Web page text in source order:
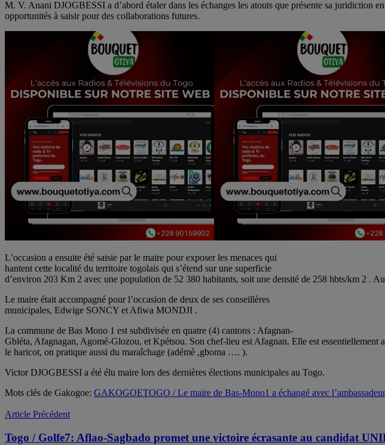
M. V. Anani DJOGBESSI a d’abord étaler dans les échanges les atouts que présente sa juridiction
opportunités à saisir pour des collaborations futures.
L’occasion a ensuite été saisie par le maire pour exposer les menaces qui
hantent cette localité du territoire togolais qui s’étend sur une superficie
d’environ 203 Km 2 avec une population de 52 380 habitants, soit une densité de 258 hbts/km 2 .
Le maire était accompagné pour l’occasion de deux de ses conseillères
municipales, Edwige SONCY et Afiwa MONDJI .
La commune de Bas Mono 1 est subdivisée en quatre (4) cantons : Afagnan-
Gbléta, Afagnagan, Agomé-Glozou, et Kpétsou. Son chef-lieu est Afagnan. Elle est
le haricot, on pratique aussi du maraîchage (adémè ,gboma …. ).
Victor DJOGBESSI a été élu maire lors des dernières élections municipales au Togo.
Mots clés de Gakogoe: GAKOGOETOGO / Le maire de Bas-Mono1 a échangé avec
Article Précédent
Togo / Golfe7: Aflao-Sagbado promet une victoire écrasante au candidat